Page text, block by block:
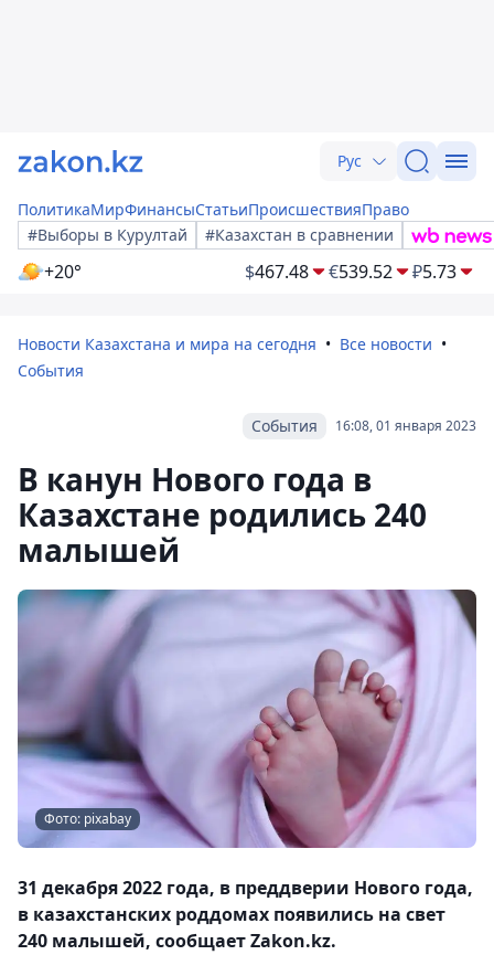
Рус
ПолитикаМирФинансыСтатьиПроисшествияПраво
#Выборы в Курултай
#Казахстан в сравнении
+20° $467.48 €539.52 ₽5.73
Новости Казахстана и мира на сегодня
Все новости
События
16:08, 01 января 2023
События
В канун Нового года в
Казахстане родились 240
малышей
Фото: pixabay
31 декабря 2022 года, в преддверии Нового года,
в казахстанских роддомах появились на свет
240 малышей, сообщает Zakon.kz.